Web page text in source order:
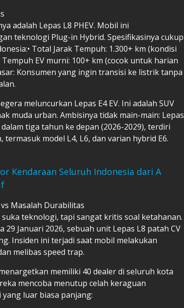
adalah Lepas L8 PHEV. Mobil ini
teknologi Plug-in Hybrid. Spesifikasinya cukup
⁠Total Jarak Tempuh: 1.300+ km (kondisi
EV murni: 100+ km (cocok untuk harian
Konsumen yang ingin transisi ke listrik tanpa
meluncurkan Lepas E4 EV. Ini adalah SUV
muda urban. Ambisinya tidak main-main: Lepas
tiga tahun ke depan (2026-2029), terdiri
termasuk model L4, L6, dan varian hybrid E6.
Kendaraan Seluruh Indonesia dari A
Masalah Durabilitas
teknologi, tapi sangat kritis soal ketahanan.
29 Januari 2026, sebuah unit Lepas L8 patah CV
Insiden ini terjadi saat mobil melakukan
melibas speed trap.
memiliki 40 dealer di seluruh kota
mencoba menutup celah keraguan
luar biasa panjang: